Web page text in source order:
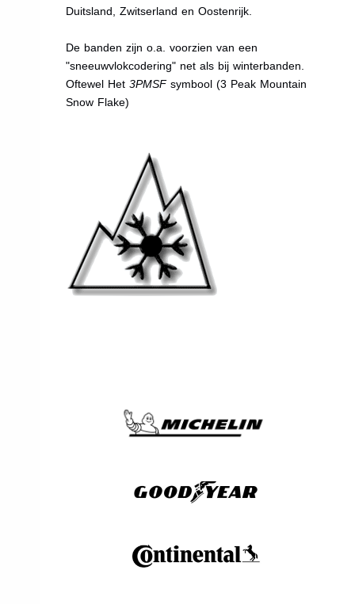
Duitsland, Zwitserland en Oostenrijk.
De banden zijn o.a. voorzien van een
"sneeuwvlokcodering" net als bij winterbanden.
Oftewel Het3PMSFsymbool (3 Peak Mountain
Snow Flake)